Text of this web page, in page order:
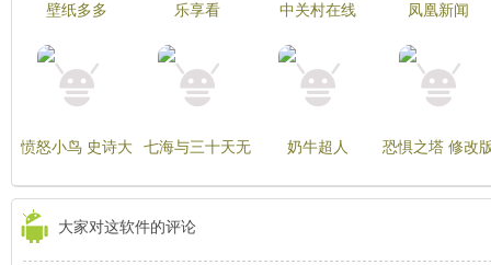
壁纸多多 乐享看 中关村在线 凤凰新闻
愤怒小鸟 史诗大
Epic
七海与三十天无
Days & Seven
Seas
奶牛超人
恐惧之塔 修改
大家对这软件的评论